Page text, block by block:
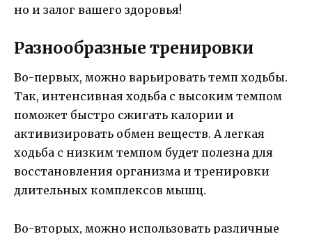
но и залог вашего здоровья!
Разнообразные тренировки
Во-первых, можно варьировать темп ходьбы.
Так, интенсивная ходьба с высоким темпом
поможет быстро сжигать калории и
активизировать обмен веществ. А легкая
ходьба с низким темпом будет полезна для
восстановления организма и тренировки
длительных комплексов мышц.
Во-вторых, можно использовать различные